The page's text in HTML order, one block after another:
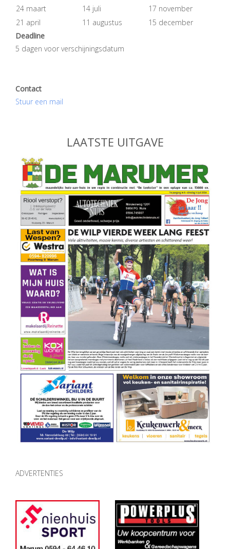
24 maart
14 juli
17 november
21 april
11 augustus
15 december
Deadline
5 dagen voor verschijningsdatum
Contact
Stuur een mail
LAATSTE UITGAVE
ADVERTENTIES